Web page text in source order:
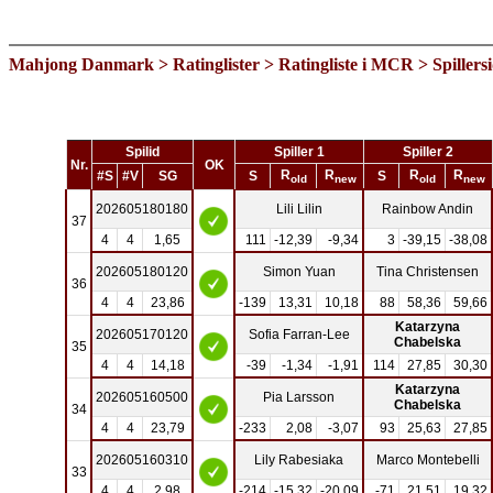
Mahjong Danmark > Ratinglister > Ratingliste i MCR >
Nr.
Spilid
OK
Spiller 1
Spiller 2
#S
#V SG S Rold Rnew S Rold Rnew
37
202605180180 Lili Lilin
Rainbow Andin
4
4 1,65 111 -12,39 -9,34 3 -39,15 -38,08
36
202605180120 Simon Yuan
Tina Christensen
4
4 23,86 -139 13,31 10,18 88 58,36 59,66
35
202605170120 Sofia Farran-Lee
Katarzyna
Chabelska
4
4 14,18 -39 -1,34 -1,91 114 27,85 30,30
34
202605160500 Pia Larsson
Katarzyna
Chabelska
4
4 23,79 -233 2,08 -3,07 93 25,63 27,85
33
202605160310 Lily Rabesiaka
Marco Montebelli